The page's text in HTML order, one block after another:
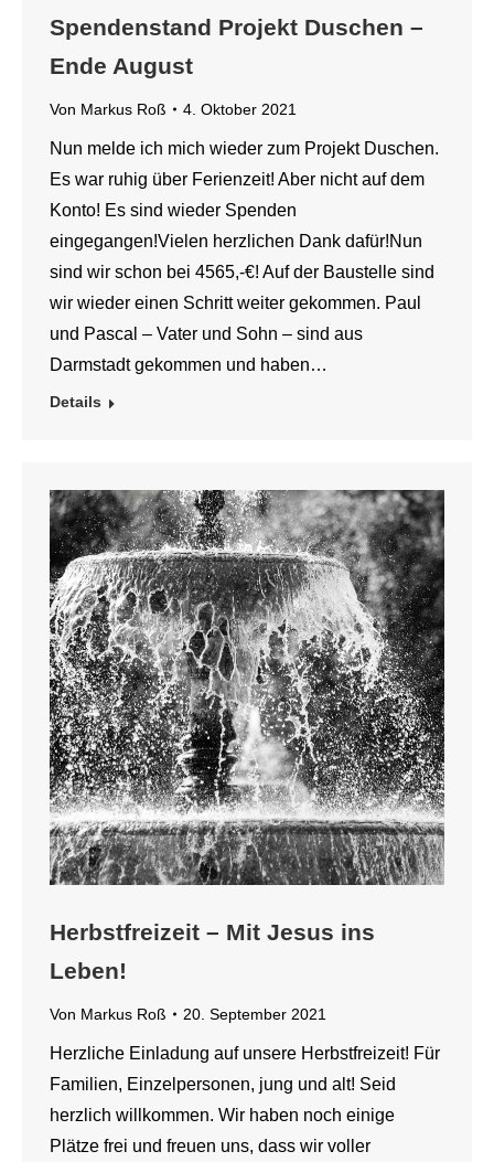
Spendenstand Projekt Duschen –
Ende August
Von Markus Roß 4. Oktober 2021
Nun melde ich mich wieder zum Projekt Duschen.
Es war ruhig über Ferienzeit! Aber nicht auf dem
Konto! Es sind wieder Spenden
eingegangen!Vielen herzlichen Dank dafür!Nun
sind wir schon bei 4565,-€! Auf der Baustelle sind
wir wieder einen Schritt weiter gekommen. Paul
und Pascal – Vater und Sohn – sind aus
Darmstadt gekommen und haben…
Details
Herbstfreizeit – Mit Jesus ins
Leben!
Von Markus Roß 20. September 2021
Herzliche Einladung auf unsere Herbstfreizeit! Für
Familien, Einzelpersonen, jung und alt! Seid
herzlich willkommen. Wir haben noch einige
Plätze frei und freuen uns, dass wir voller